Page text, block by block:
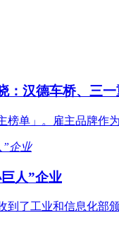
：汉德车桥、三
榜单」。雇主品牌
人”企业
到了工业和信息化部